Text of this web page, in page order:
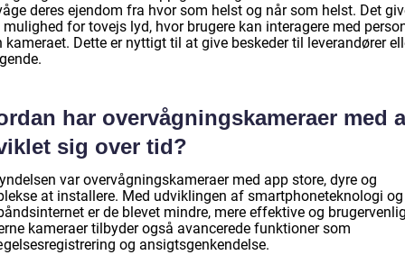
deres ejendom fra hvor som helst og når som helst. Det
for tovejs lyd, hvor brugere kan interagere med
kameraet. Dette er nyttigt til at give beskeder til leverandører
har overvågningskameraer med
sig over tid?
var overvågningskameraer med app store, dyre og
at installere. Med udviklingen af smartphoneteknologi og
er de blevet mindre, mere effektive og
kameraer tilbyder også avancerede funktioner som
og ansigtsgenkendelse.